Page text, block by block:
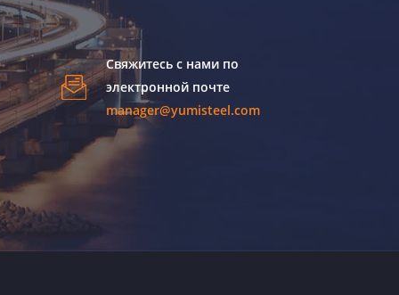
Свяжитесь с нами по
электронной почте
manager@yumisteel.com